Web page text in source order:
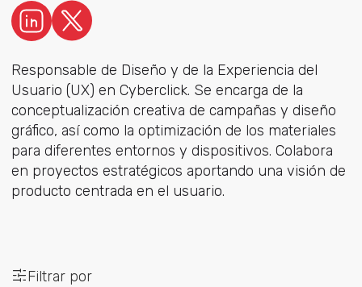
Responsable de Diseño y de la Experiencia del
Usuario (UX) en Cyberclick. Se encarga de la
conceptualización creativa de campañas y diseño
gráfico, así como la optimización de los materiales
para diferentes entornos y dispositivos. Colabora
en proyectos estratégicos aportando una visión de
producto centrada en el usuario.
Filtrar por